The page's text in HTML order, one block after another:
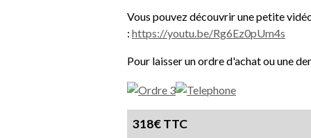
Vous pouvez découvrir une petite
: https://youtu.be/Rg6Ez0pUm4s
Pour laisser un ordre d'achat ou une
318€ TTC